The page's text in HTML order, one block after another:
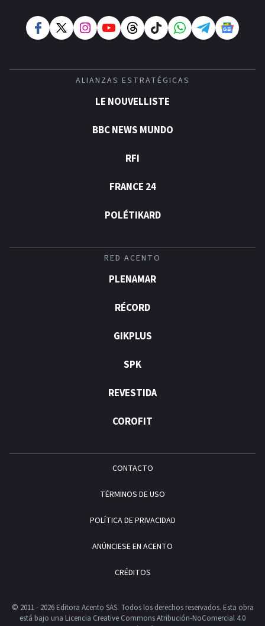
ALIANZAS ESTRATÉGICAS
LE NOUVELLISTE
BBC NEWS MUNDO
RFI
FRANCE 24
POLÉTIKARD
RED ACENTO
PLENAMAR
RÉCORD
GIKPLUS
SPK
REVESTIDA
COROFIT
CONTACTO
TÉRMINOS DE USO
POLÍTICA DE PRIVACIDAD
ANÚNCIESE EN ACENTO
CRÉDITOS
© 2011 - 2026 Editora Acento SAS. Todos los derechos reservados. Esta obra
está bajo una Licencia Creative Commons Atribución-NoComercial 4.0